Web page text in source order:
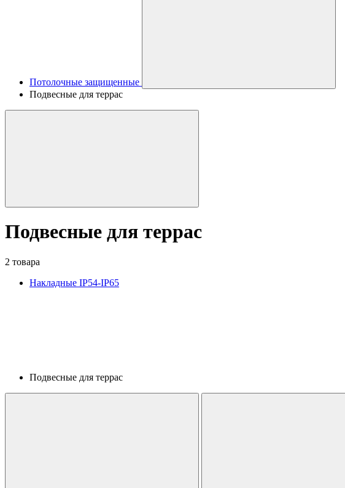
Потолочные защищенные
Подвесные для террас
Подвесные для террас
2 товара
Накладные IP54-IP65
Подвесные для террас